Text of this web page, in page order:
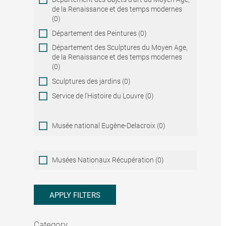
de la Renaissance et des temps modernes
(0)
Département des Peintures (0)
Département des Sculptures du Moyen Age,
de la Renaissance et des temps modernes
(0)
Sculptures des jardins (0)
Service de l'Histoire du Louvre (0)
Musée national Eugène-Delacroix (0)
Musées
Nationaux
Musées Nationaux Récupération (0)
APPLY FILTERS